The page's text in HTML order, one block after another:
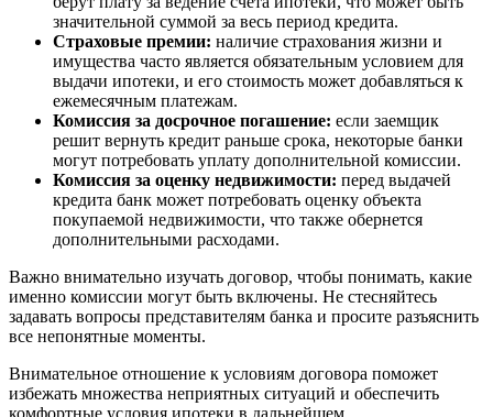
значительной суммой за весь период кредита.
Страховые премии: наличие страхования жизни и
имущества часто является обязательным условием для
выдачи ипотеки, и его стоимость может добавляться к
ежемесячным платежам.
Комиссия за досрочное погашение: если заемщик
решит вернуть кредит раньше срока, некоторые банки
могут потребовать уплату дополнительной комиссии.
Комиссия за оценку недвижимости: перед выдачей
кредита банк может потребовать оценку объекта
покупаемой недвижимости, что также обернется
дополнительными расходами.
Важно внимательно изучать договор, чтобы понимать, какие
именно комиссии могут быть включены. Не стесняйтесь
задавать вопросы представителям банка и просите разъяснить
все непонятные моменты.
Внимательное отношение к условиям договора поможет
избежать множества неприятных ситуаций и обеспечить
комфортные условия ипотеки в дальнейшем.